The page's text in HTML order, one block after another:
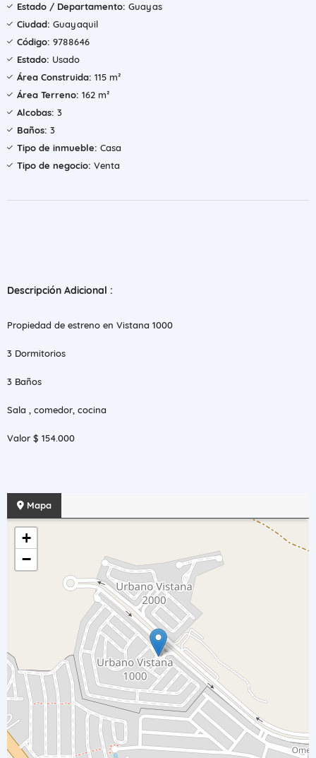
Estado / Departamento: Guayas
Ciudad: Guayaquil
Código: 9788646
Estado: Usado
Área Construida: 115 m²
Área Terreno: 162 m²
Alcobas: 3
Baños: 3
Tipo de inmueble: Casa
Tipo de negocio: Venta
Descripción Adicional :
Propiedad de estreno en Vistana 1000
3 Dormitorios
3 Baños
Sala , comedor, cocina
Valor $ 154.000
Mapa
+
−